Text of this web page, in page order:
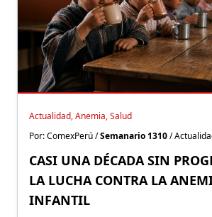
Actualidad, Anemia, Salud
Por: ComexPerú /Semanario 1310/
CASI UNA DÉCADA SIN
LA LUCHA CONTRA LA
INFANTIL